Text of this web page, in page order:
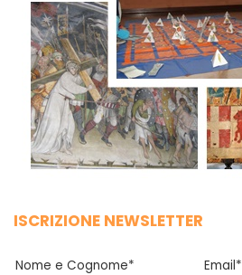
ISCRIZIONE NEWSLETTER
Nome e Cognome* Email*